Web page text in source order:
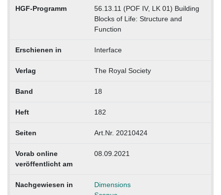
HGF-Programm
56.13.11 (POF IV, LK 01) Building
Blocks of Life: Structure and
Function
Erschienen in Interface
Verlag The Royal Society
Band 18
Heft 182
Seiten Art.Nr. 20210424
Vorab online
veröffentlicht am
08.09.2021
Nachgewiesen in
Dimensions